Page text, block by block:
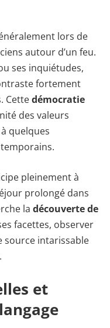
lors de
autour d’un feu.
ses inquiétudes,
fortement
Cettedémocratie
des valeurs
quelques
pleinement à
prolongé dans
la découverte de
facettes, observer
source intarissable
et